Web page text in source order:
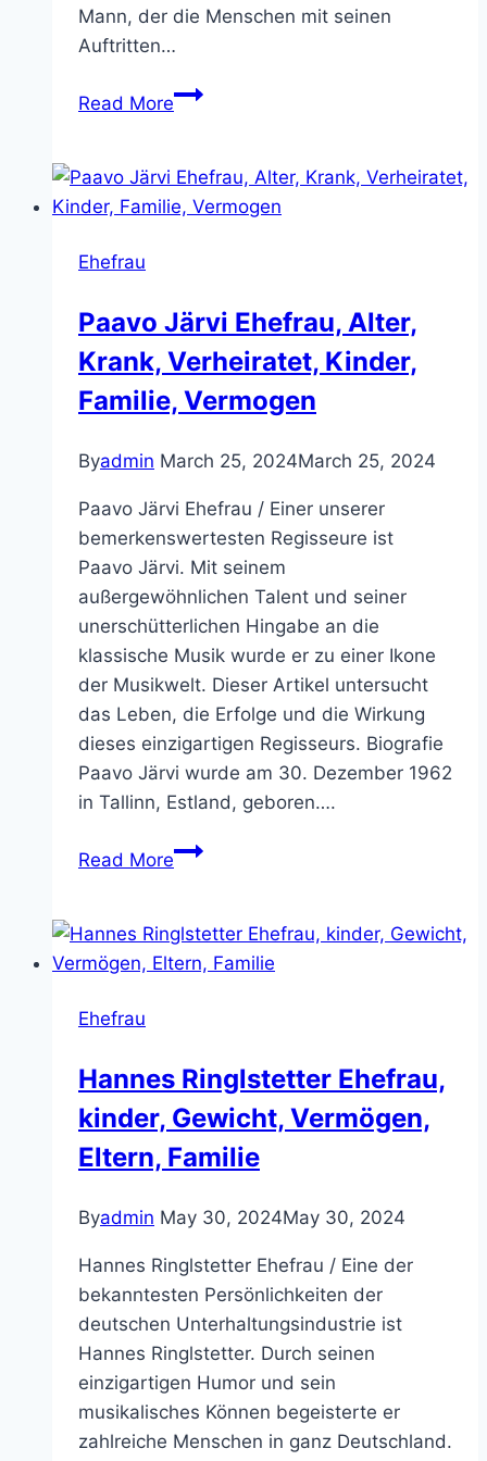
Mann, der die Menschen mit seinen
Auftritten…
Read MoreSükrü
kinder,
Gewicht,
Ehefrau
Paavo Järvi Ehefrau, Alter,
Krank, Verheiratet, Kinder,
Familie, Vermogen
Byadmin March 25, 2024March 25, 2024
Paavo Järvi Ehefrau / Einer unserer
bemerkenswertesten Regisseure ist
Paavo Järvi. Mit seinem
außergewöhnlichen Talent und seiner
unerschütterlichen Hingabe an die
klassische Musik wurde er zu einer Ikone
der Musikwelt. Dieser Artikel untersucht
das Leben, die Erfolge und die Wirkung
dieses einzigartigen Regisseurs. Biografie
Paavo Järvi wurde am 30. Dezember 1962
in Tallinn, Estland, geboren….
Read MorePaavo
Alter,
Krank,
Vermogen
Ehefrau
Hannes Ringlstetter Ehefrau,
kinder, Gewicht, Vermögen,
Eltern, Familie
Byadmin May 30, 2024May 30, 2024
Hannes Ringlstetter Ehefrau / Eine der
bekanntesten Persönlichkeiten der
deutschen Unterhaltungsindustrie ist
Hannes Ringlstetter. Durch seinen
einzigartigen Humor und sein
musikalisches Können begeisterte er
zahlreiche Menschen in ganz Deutschland.